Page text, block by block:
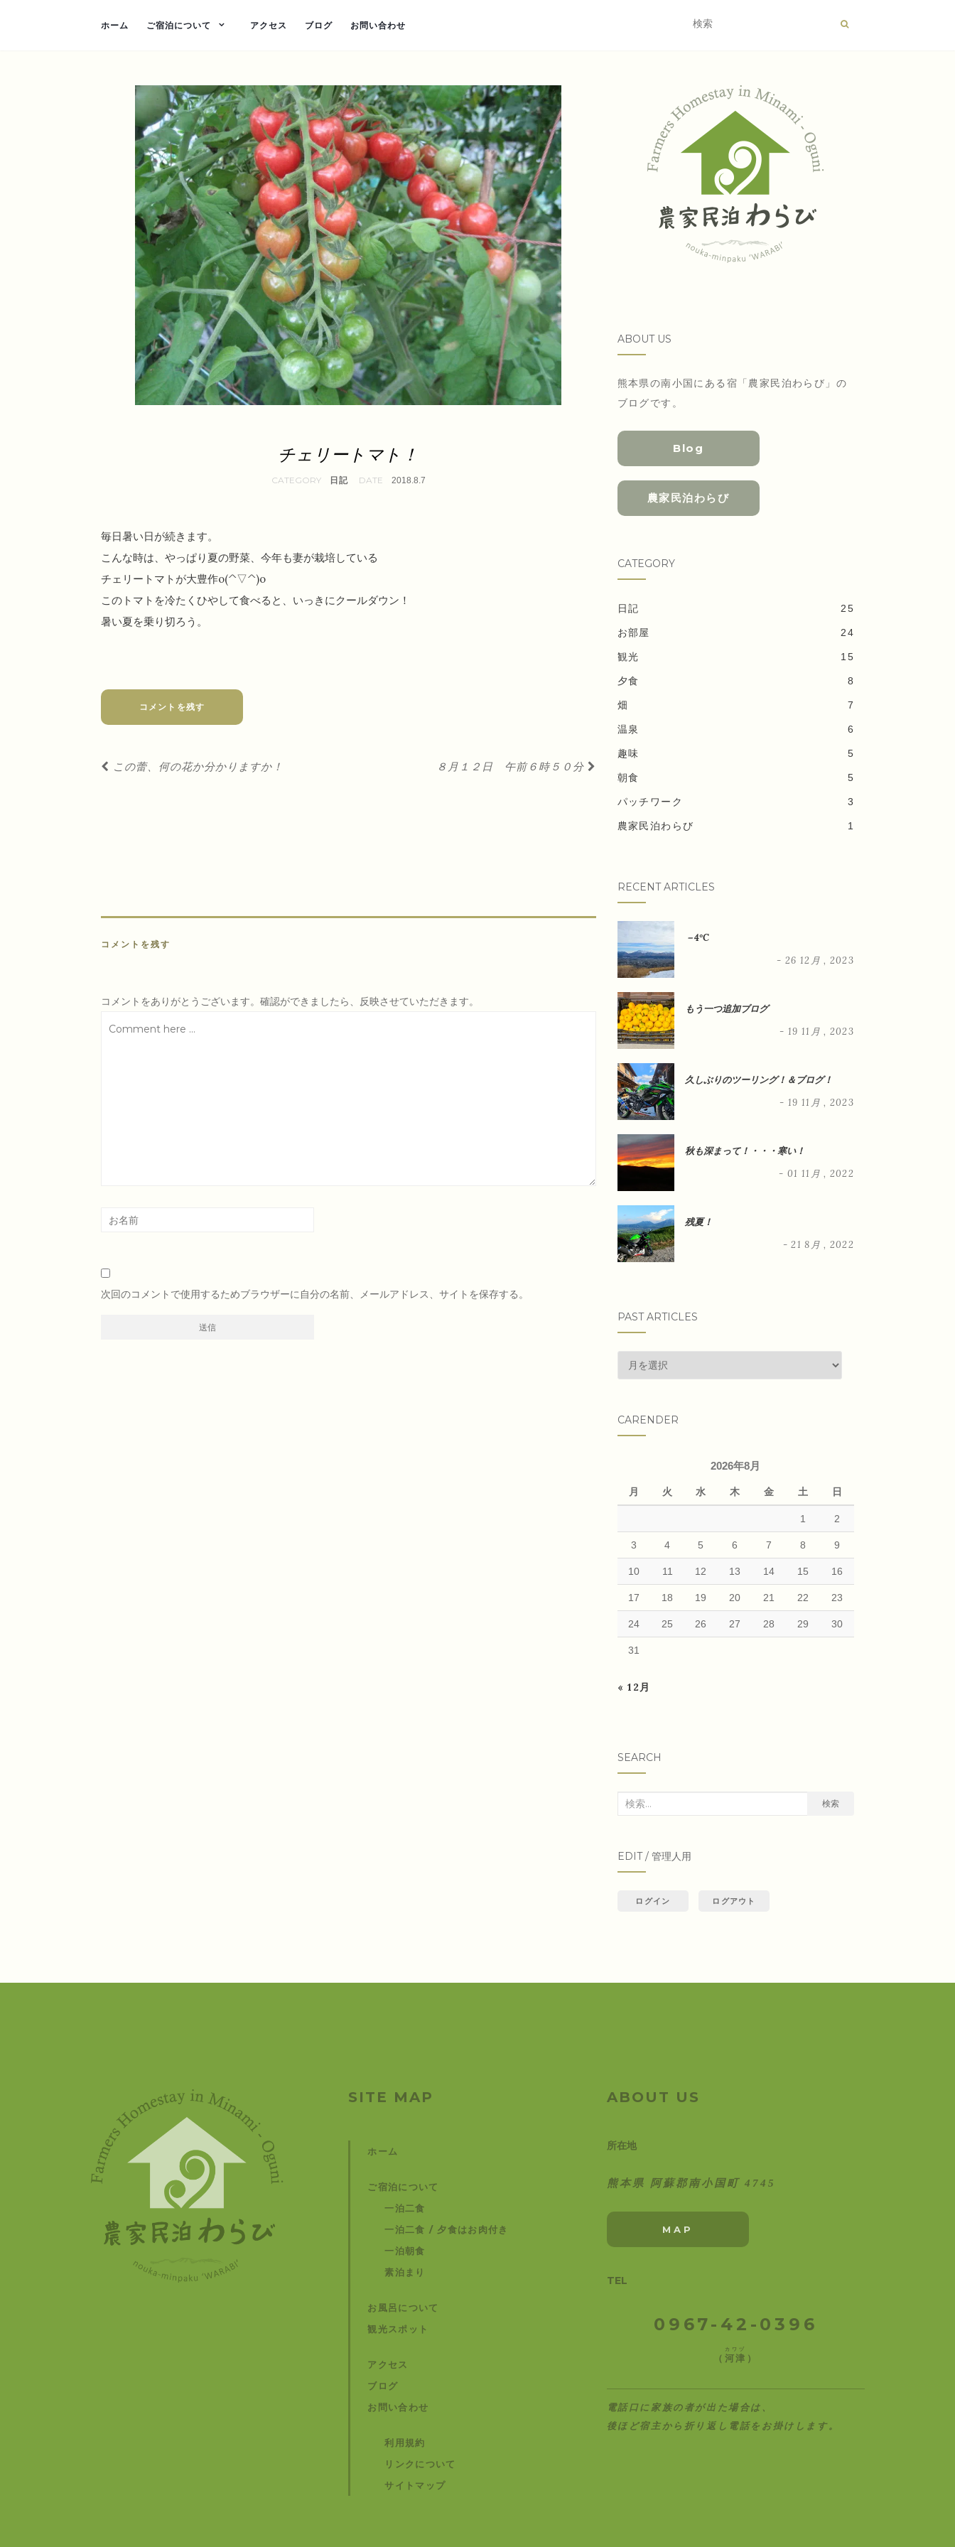
ホーム ご宿泊について アクセス ブログ お問い合わせ
チェリートマト！
日記 2018.8.7
毎日暑い日が続きます。
こんな時は、やっぱり夏の野菜、今年も妻が栽培している
チェリートマトが大豊作o(^▽^)o
このトマトを冷たくひやして食べると、いっきにクールダウン！
暑い夏を乗り切ろう。
コメントを残す
投
ョ
ン
この蕾、何の花か分かりますか！ ８月１２日 午前６時５０分
コメントを残す
コメントをありがとうございます。確認ができましたら、反映させていただきます。
次回のコメントで使用するためブラウザーに自分の名前、メールアドレス、サイトを保存する。
ABOUT US
熊本県の南小国にある宿「農家民泊わらび」の
ブログです。
Blog
農家民泊わらび
CATEGORY
日記 25
お部屋 24
観光 15
夕食 8
畑 7
温泉 6
趣味 5
朝食 5
パッチワーク 3
農家民泊わらび 1
RECENT ARTICLES
－4°C
- 26 12月 , 2023
もう一つ追加ブログ
- 19 11月 , 2023
久しぶりのツーリング！＆ブログ！
- 19 11月 , 2023
秋も深まって！・・・寒い！
- 01 11月 , 2022
残夏！
- 21 8月 , 2022
PAST ARTICLES
past
articles
CARENDER
2026年8月
月 火 水 木 金 土 日
1 2
3 4 5 6 7 8 9
10 11 12 13 14 15 16
17 18 19 20 21 22 23
24 25 26 27 28 29 30
31
« 12月
SEARCH
検
象:
検索
EDIT / 管理人用
ログイン ログアウト
SITE MAP
ホーム
ご宿泊について
一泊二食
一泊二食 / 夕食はお肉付き
一泊朝食
素泊まり
お風呂について
観光スポット
アクセス
ブログ
お問い合わせ
利用規約
リンクについて
サイトマップ
ABOUT US
所在地
熊本県 阿蘇郡南小国町 4745
MAP
TEL
0967-42-0396
（ 河津
カワヅ
）
電話口に家族の者が出た場合は、
後ほど宿主から折り返し電話をお掛けします。